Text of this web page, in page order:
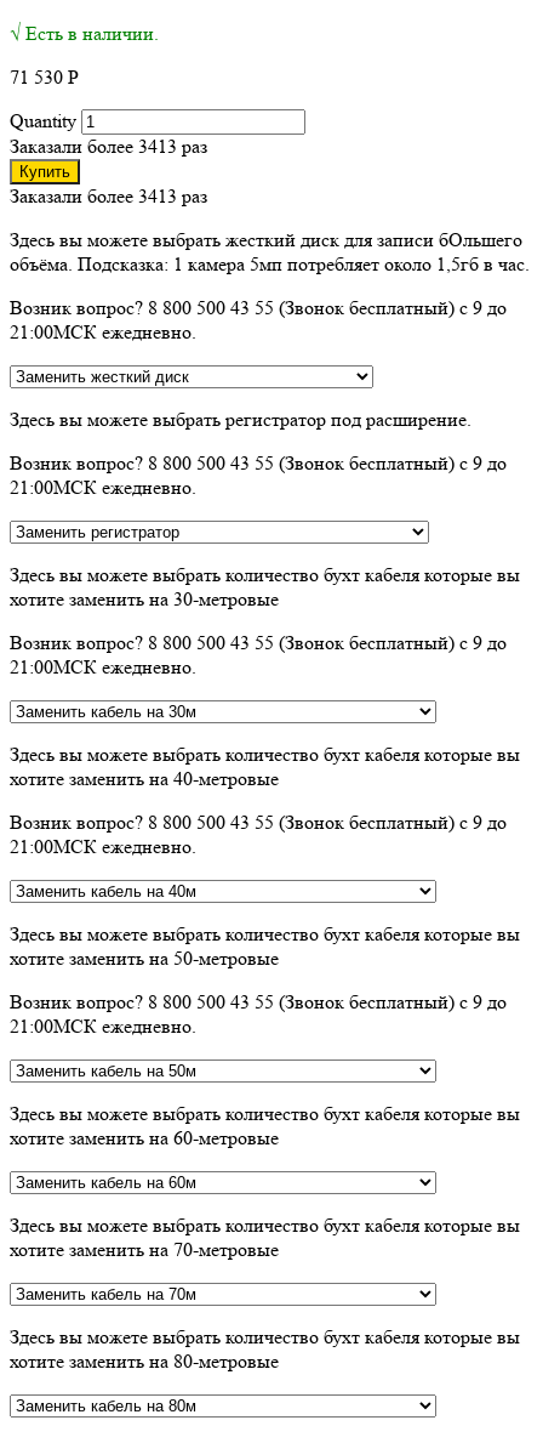
√ Есть в наличии.
71 530 Р
Quantity
Заказали более 3413 раз
Купить
Заказали более 3413 раз
Здесь вы можете выбрать жесткий диск для записи бОльшего
объёма. Подсказка: 1 камера 5мп потребляет около 1,5гб в час.
Возник вопрос? 8 800 500 43 55 (Звонок бесплатный) с 9 до
21:00МСК ежедневно.
Здесь вы можете выбрать регистратор под расширение.
Возник вопрос? 8 800 500 43 55 (Звонок бесплатный) с 9 до
21:00МСК ежедневно.
Здесь вы можете выбрать количество бухт кабеля которые вы
хотите заменить на 30-метровые
Возник вопрос? 8 800 500 43 55 (Звонок бесплатный) с 9 до
21:00МСК ежедневно.
Здесь вы можете выбрать количество бухт кабеля которые вы
хотите заменить на 40-метровые
Возник вопрос? 8 800 500 43 55 (Звонок бесплатный) с 9 до
21:00МСК ежедневно.
Здесь вы можете выбрать количество бухт кабеля которые вы
хотите заменить на 50-метровые
Возник вопрос? 8 800 500 43 55 (Звонок бесплатный) с 9 до
21:00МСК ежедневно.
Здесь вы можете выбрать количество бухт кабеля которые вы
хотите заменить на 60-метровые
Здесь вы можете выбрать количество бухт кабеля которые вы
хотите заменить на 70-метровые
Здесь вы можете выбрать количество бухт кабеля которые вы
хотите заменить на 80-метровые